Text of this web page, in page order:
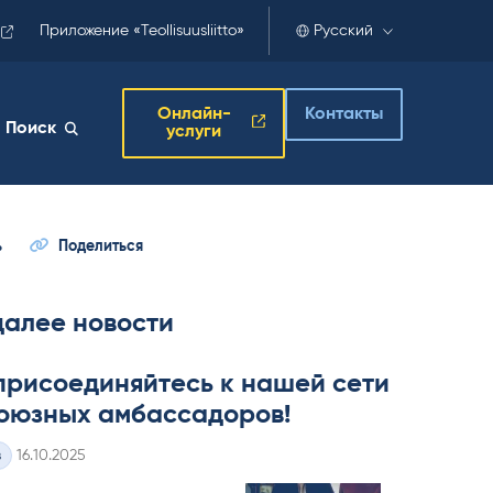
Приложение «Teollisuusliitto» Русский
Поиск
Онлайн-
услуги
Контакты
Поделиться
новости
к нашей сети
амбассадоров!
Kirjoitettu
16.10.2025